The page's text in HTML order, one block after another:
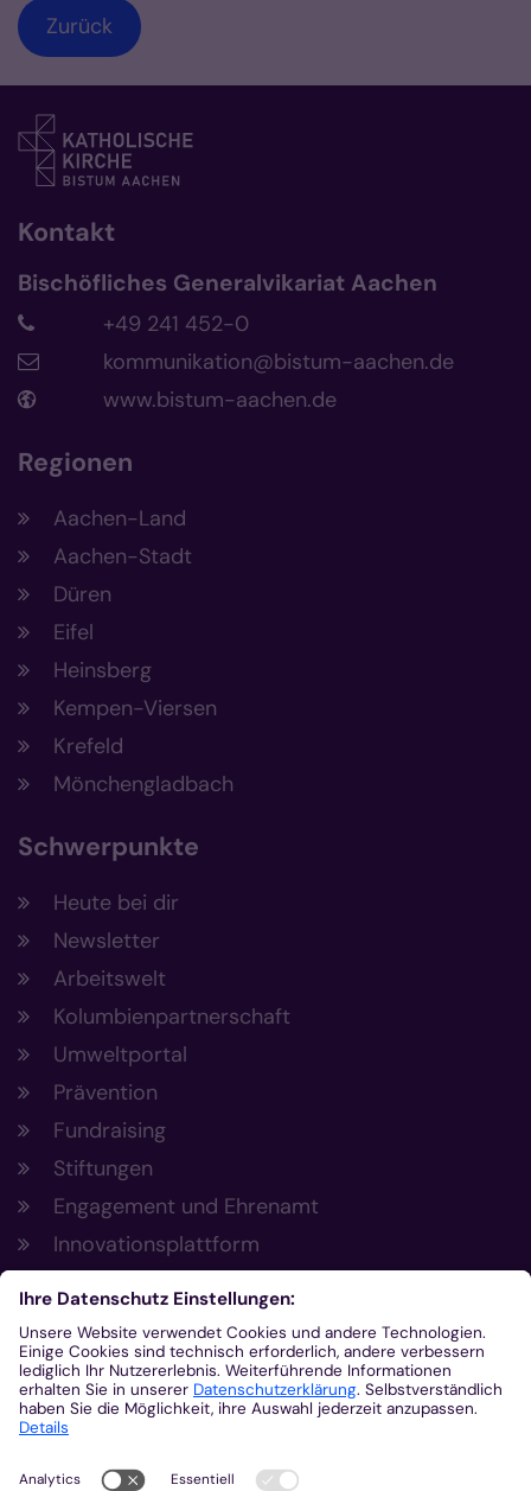
Zurück
Kontakt
Bischöfliches Generalvikariat Aachen
+49 241 452-0
kommunikation@bistum-aachen.de
www.bistum-aachen.de
Regionen
Aachen-Land
Aachen-Stadt
Düren
Eifel
Heinsberg
Kempen-Viersen
Krefeld
Mönchengladbach
Schwerpunkte
Heute bei dir
Newsletter
Arbeitswelt
Kolumbienpartnerschaft
Umweltportal
Prävention
Fundraising
Stiftungen
Engagement und Ehrenamt
Innovationsplattform
Aus der Plattform
Nachrichten
Veranstaltungen
Gottesdienste
Stellenangebote